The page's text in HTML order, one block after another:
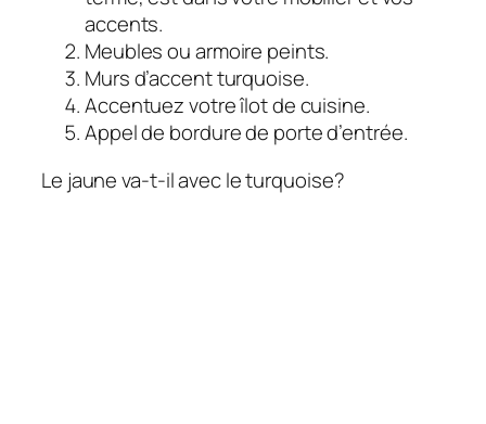
accents.
Meubles ou armoire peints.
Murs d’accent turquoise.
Accentuez votre îlot de cuisine.
Appel de bordure de porte d’entrée.
Le jaune va-t-il avec le turquoise?